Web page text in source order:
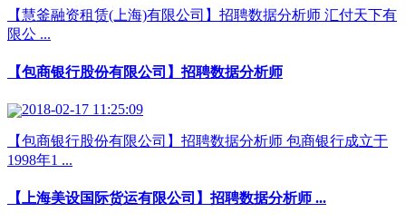
【慧釜融资租赁(上海)有限公司】招聘数据分析师 汇付天下有
限公 ...
【包商银行股份有限公司】招聘数据分析师
2018-02-17 11:25:09
【包商银行股份有限公司】招聘数据分析师 包商银行成立于
1998年1 ...
【上海美设国际货运有限公司】招聘数据分析师 ...